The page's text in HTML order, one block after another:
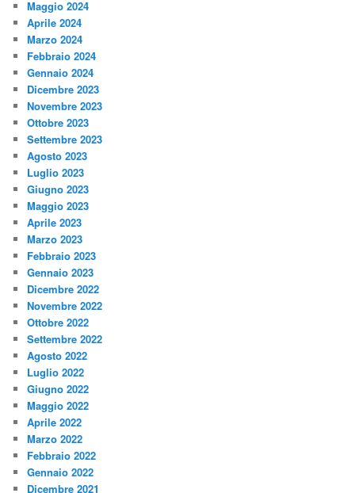
Maggio 2024
Aprile 2024
Marzo 2024
Febbraio 2024
Gennaio 2024
Dicembre 2023
Novembre 2023
Ottobre 2023
Settembre 2023
Agosto 2023
Luglio 2023
Giugno 2023
Maggio 2023
Aprile 2023
Marzo 2023
Febbraio 2023
Gennaio 2023
Dicembre 2022
Novembre 2022
Ottobre 2022
Settembre 2022
Agosto 2022
Luglio 2022
Giugno 2022
Maggio 2022
Aprile 2022
Marzo 2022
Febbraio 2022
Gennaio 2022
Dicembre 2021